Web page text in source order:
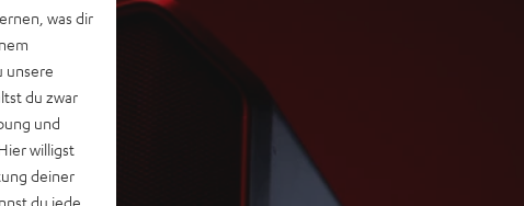
was dir
unsere
du zwar
und
willigst
deiner
du jede